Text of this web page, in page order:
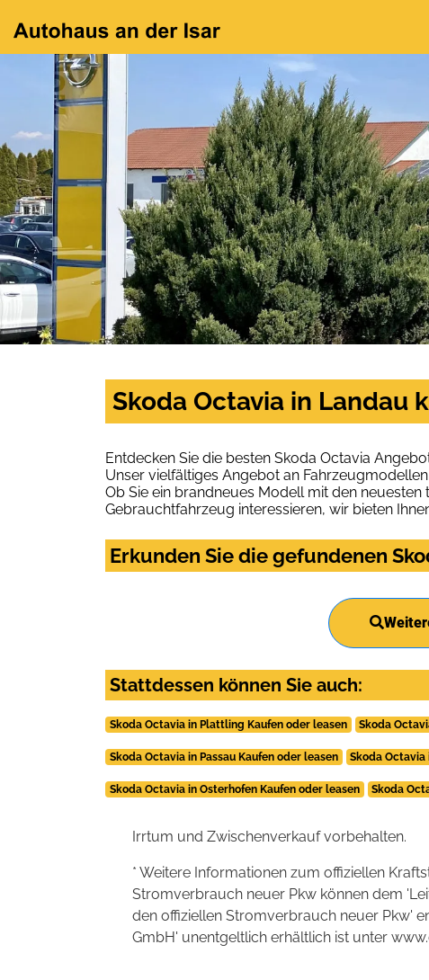
Skoda Octavia in Landau
Entdecken Sie die besten Skoda Octavia
Unser vielfältiges Angebot an
Ob Sie ein brandneues Modell mit den
Gebrauchtfahrzeug interessieren, wir bieten
Erkunden Sie die gefundenen
Stattdessen können Sie auch:
Skoda Octavia in Plattling Kaufen oder leasen Skoda
Skoda Octavia in Passau Kaufen oder leasen Skoda
Skoda Octavia in Osterhofen Kaufen oder leasen Skoda
Irrtum und Zwischenverkauf vorbehalten.
* Weitere Informationen zum offiziellen
Stromverbrauch neuer Pkw können dem
den offiziellen Stromverbrauch neuer Pkw'
GmbH' unentgeltlich erhältlich ist unter